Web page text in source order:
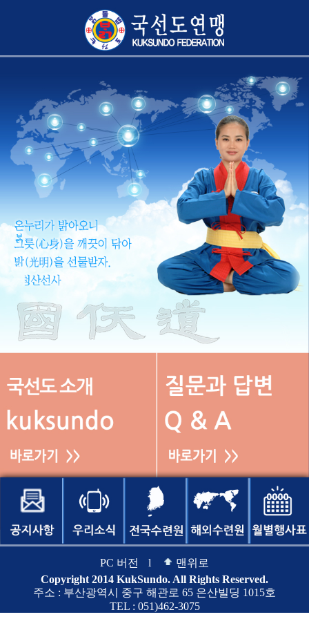
PC 버전 l
맨위로
Copyright 2014 KukSundo. All Rights Reserved.
주소 : 부산광역시 중구 해관로 65 은산빌딩 1015호
TEL : 051)462-3075